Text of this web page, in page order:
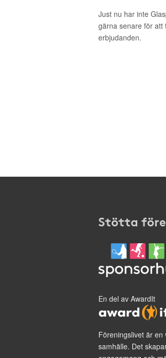
Just nu har inte
gärna senare för att
erbjudanden.
Stötta
En del av AwardIt
Föreningslivet är en
samhälle. Det